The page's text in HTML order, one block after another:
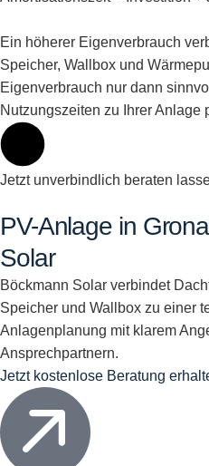
Ein höherer Eigenverbrauch
Speicher, Wallbox und
Eigenverbrauch nur dann
Nutzungszeiten zu Ihrer Anlage
Jetzt unverbindlich beraten
PV-Anlage in
Solar
Böckmann Solar verbindet
Speicher und Wallbox zu einer
Anlagenplanung mit klarem
Ansprechpartnern.
Jetzt kostenlose Beratung